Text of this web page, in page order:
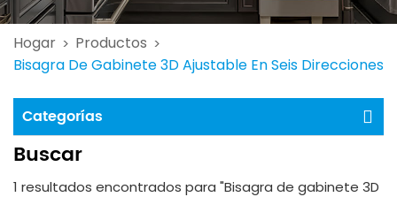
Hogar > Productos >
Bisagra De Gabinete 3D Ajustable En Seis Direcciones
Categorías
Buscar
1 resultados encontrados para "Bisagra de gabinete 3D